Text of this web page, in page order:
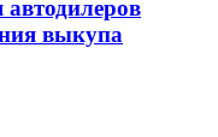
выкупа